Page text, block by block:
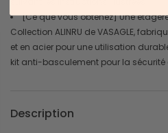
[Ce que vous obtenez] Une
Collection ALINRU de VASAGLE,
et en acier pour une utilisation
kit anti-basculement pour la
Description